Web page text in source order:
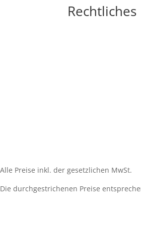
Rechtliches
Alle Preise inkl. der gesetzlichen MwSt.
Die durchgestrichenen Preise